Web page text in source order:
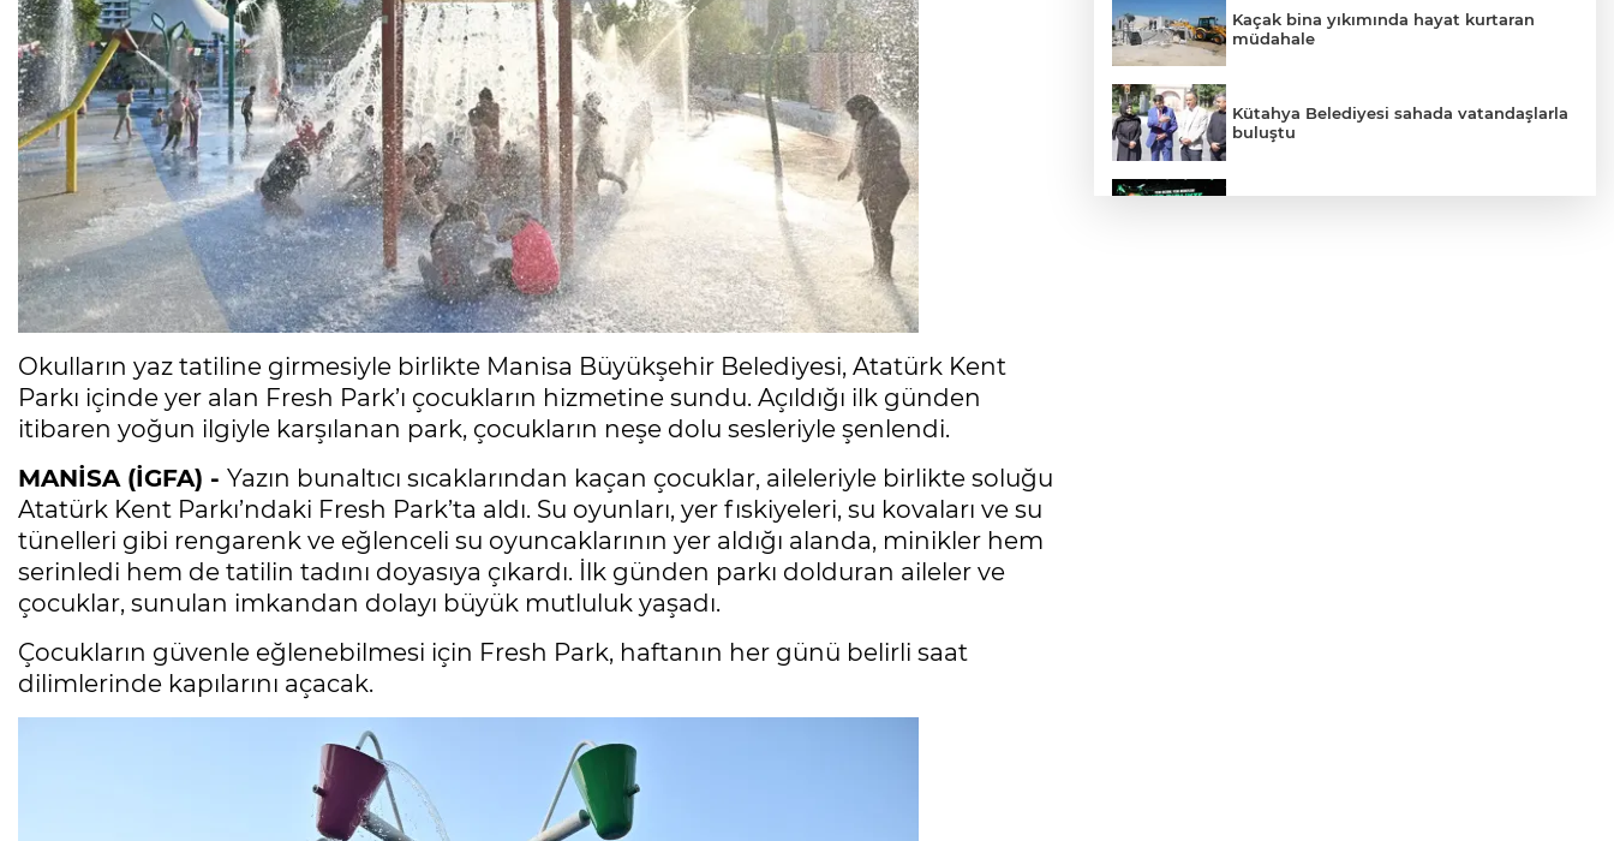
Okulların yaz tatiline girmesiyle birlikte Manisa Büyükşehir Belediyesi, Atatürk Kent
Parkı içinde yer alan Fresh Park’ı çocukların hizmetine sundu. Açıldığı ilk günden
itibaren yoğun ilgiyle karşılanan park, çocukların neşe dolu sesleriyle şenlendi.
MANİSA (İGFA) - Yazın bunaltıcı sıcaklarından kaçan çocuklar, aileleriyle birlikte soluğu
Atatürk Kent Parkı’ndaki Fresh Park’ta aldı. Su oyunları, yer fıskiyeleri, su kovaları ve su
tünelleri gibi rengarenk ve eğlenceli su oyuncaklarının yer aldığı alanda, minikler hem
serinledi hem de tatilin tadını doyasıya çıkardı. İlk günden parkı dolduran aileler ve
çocuklar, sunulan imkandan dolayı büyük mutluluk yaşadı.
Çocukların güvenle eğlenebilmesi için Fresh Park, haftanın her günü belirli saat
dilimlerinde kapılarını açacak.
Kaçak bina yıkımında hayat kurtaran
müdahale
Kütahya Belediyesi sahada vatandaşlarla
buluştu